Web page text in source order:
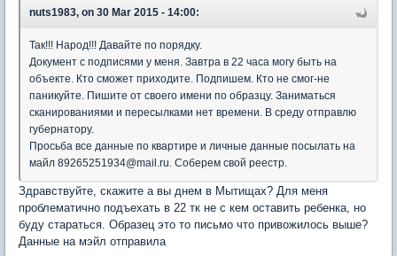
nuts1983, on 30 Mar 2015 - 14:00:
Так!!! Народ!!! Давайте по порядку.
Документ с подписями у меня. Завтра в 22 часа могу быть на
объекте. Кто сможет приходите. Подпишем. Кто не смог-не
паникуйте. Пишите от своего имени по образцу. Заниматься
сканированиями и пересылками нет времени. В среду отправлю
губернатору.
Просьба все данные по квартире и личные данные посылать на
майл 89265251934@mail.ru. Соберем свой реестр.
Здравствуйте, скажите а вы днем в Мытищах? Для меня
проблематично подъехать в 22 тк не с кем оставить ребенка, но
буду стараться. Образец это то письмо что привожилось выше?
Данные на мэйл отправила